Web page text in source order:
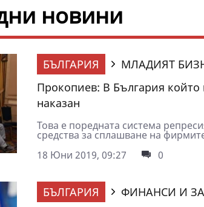
новини
БЪЛГАРИЯ
МЛАДИЯТ
Прокопиев: В България
наказан
Това е поредната система
средства за сплашване на
18 Юни 2019, 09:27
0
БЪЛГАРИЯ
ФИНАНСИ И